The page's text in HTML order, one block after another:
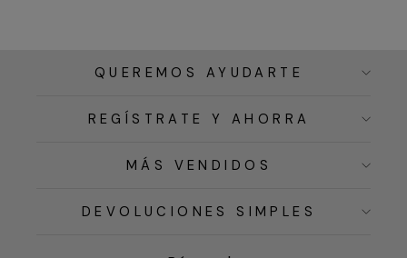
QUEREMOS AYUDARTE
REGÍSTRATE Y AHORRA
MÁS VENDIDOS
DEVOLUCIONES SIMPLES